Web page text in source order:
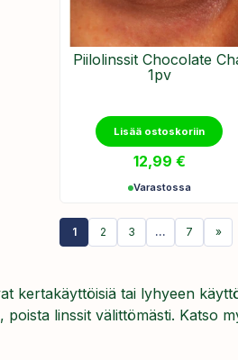
Piilolinssit Chocolate
1pv
Lisää ostoskoriin
12,99 €
Varastossa
1 2 3 … 7 »
kertakäyttöisiä tai lyhyeen
linssit välittömästi. Katso